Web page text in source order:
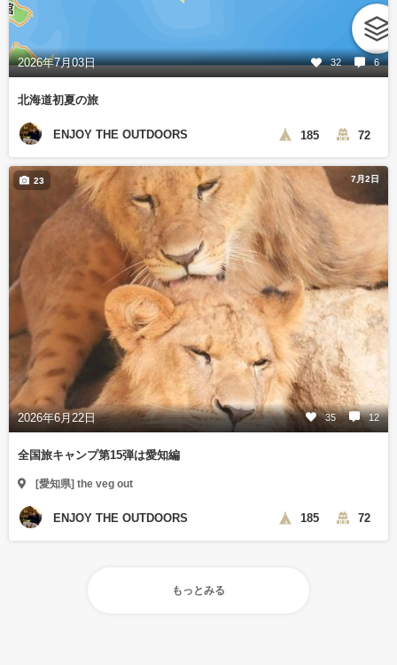
2026年7月03日 32 6
北海道初夏の旅
ENJOY THE OUTDOORS 185 72
7月2日
2026年6月22日 35 12
23
全国旅キャンプ第15弾は愛知編
[愛知県] the veg out
ENJOY THE OUTDOORS 185 72
もっとみる